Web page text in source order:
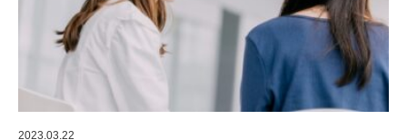
2023.03.22